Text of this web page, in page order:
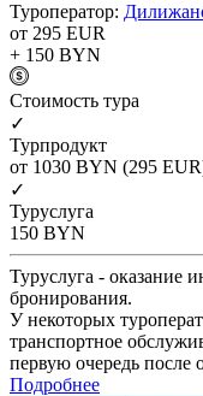
Туроператор:
от 295 EUR
+ 150 BYN
Cтоимость тура
✓
Турпродукт
от 1030 BYN (295
✓
Туруслуга
150 BYN
Туруслуга - оказание
бронирования.
У некоторых
транспортное
первую очередь после
Подробнее